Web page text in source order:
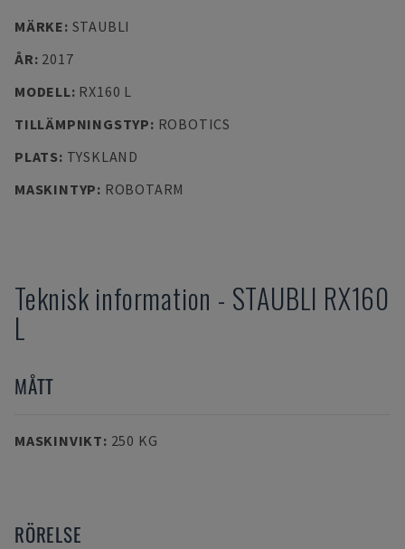
MÄRKE: STAUBLI
ÅR: 2017
MODELL: RX160 L
TILLÄMPNINGSTYP: ROBOTICS
PLATS: TYSKLAND
MASKINTYP: ROBOTARM
Teknisk information - STAUBLI RX160
L
MÅTT
MASKINVIKT: 250 KG
RÖRELSE